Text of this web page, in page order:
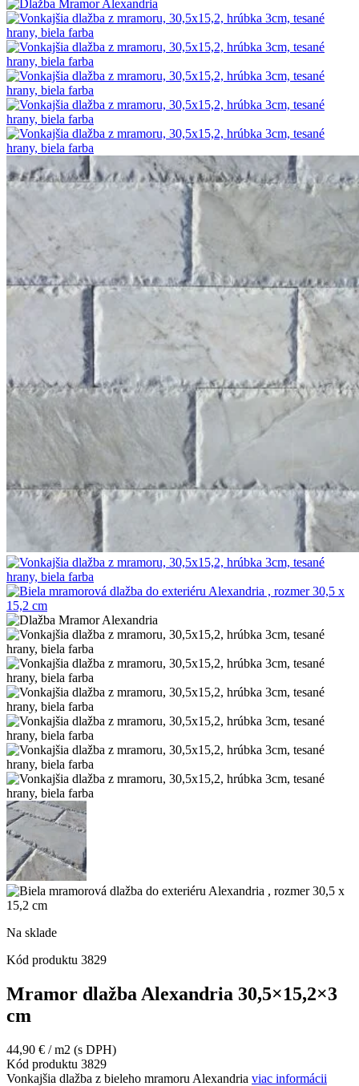
Na sklade
Kód produktu 3829
Mramor dlažba Alexandria 30,5×15,2×3
cm
44,90 € / m2 (s DPH)
Kód produktu 3829
Vonkajšia dlažba z bieleho mramoru Alexandria viac informácii